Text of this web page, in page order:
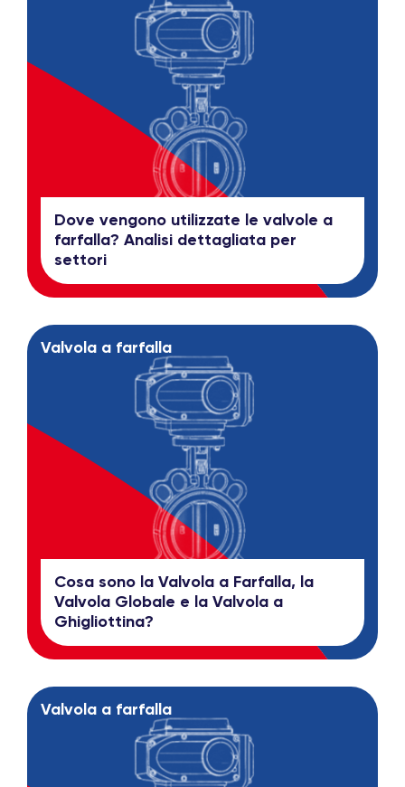
Dove vengono utilizzate le valvole a
farfalla? Analisi dettagliata per
settori
Valvola a farfalla
Cosa sono la Valvola a Farfalla, la
Valvola Globale e la Valvola a
Ghigliottina?
Valvola a farfalla